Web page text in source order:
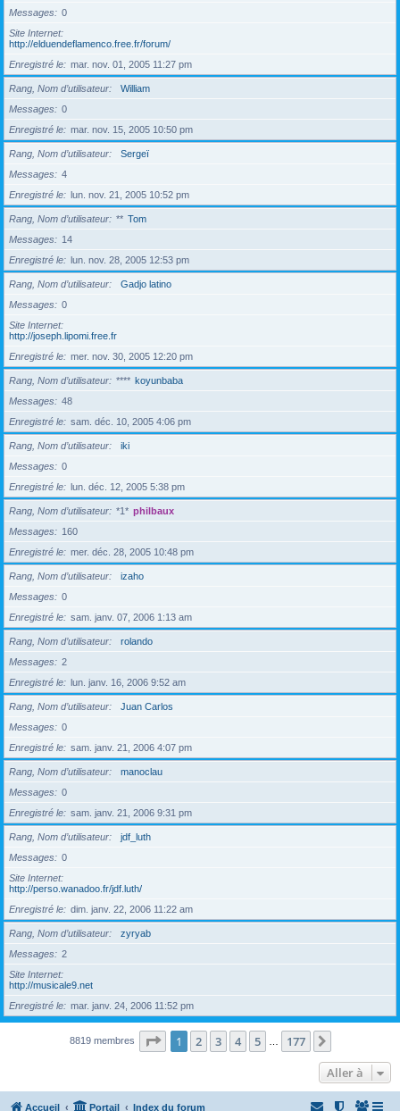
Messages
0
Site Internet
http://elduendeflamenco.free.fr/forum/
Enregistré le
mar. nov. 01, 2005 11:27 pm
Rang, Nom d’utilisateur
William
Messages
0
Enregistré le
mar. nov. 15, 2005 10:50 pm
Rang, Nom d’utilisateur
Sergeï
Messages
4
Enregistré le
lun. nov. 21, 2005 10:52 pm
Rang, Nom d’utilisateur ** Tom
Messages
14
Enregistré le
lun. nov. 28, 2005 12:53 pm
Rang, Nom d’utilisateur
Gadjo latino
Messages
0
Site Internet
http://joseph.lipomi.free.fr
Enregistré le
mer. nov. 30, 2005 12:20 pm
Rang, Nom d’utilisateur **** koyunbaba
Messages
48
Enregistré le
sam. déc. 10, 2005 4:06 pm
Rang, Nom d’utilisateur
iki
Messages
0
Enregistré le
lun. déc. 12, 2005 5:38 pm
Rang, Nom d’utilisateur *1* philbaux
Messages
160
Enregistré le
mer. déc. 28, 2005 10:48 pm
Rang, Nom d’utilisateur
izaho
Messages
0
Enregistré le
sam. janv. 07, 2006 1:13 am
Rang, Nom d’utilisateur
rolando
Messages
2
Enregistré le
lun. janv. 16, 2006 9:52 am
Rang, Nom d’utilisateur
Juan Carlos
Messages
0
Enregistré le
sam. janv. 21, 2006 4:07 pm
Rang, Nom d’utilisateur
manoclau
Messages
0
Enregistré le
sam. janv. 21, 2006 9:31 pm
Rang, Nom d’utilisateur
jdf_luth
Messages
0
Site Internet
http://perso.wanadoo.fr/jdf.luth/
Enregistré le
dim. janv. 22, 2006 11:22 am
Rang, Nom d’utilisateur
zyryab
Messages
2
Site Internet
http://musicale9.net
Enregistré le
mar. janv. 24, 2006 11:52 pm
8819 membres Page 1sur177
1 2 3 4 5 177
Aller à
Accueil Portail Index du forum